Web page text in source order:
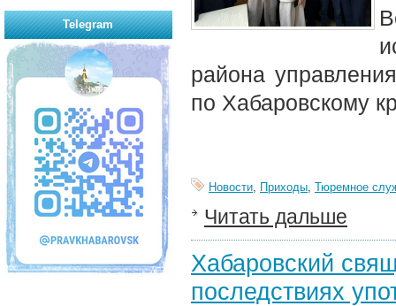
района
по Хабаровскому
Новости, Приходы, Тюремное
Читать дальше
Хабаровский
последствиях
Telegram